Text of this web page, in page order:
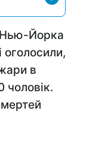
Нью-Йорка
оголосили,
в
чоловік.